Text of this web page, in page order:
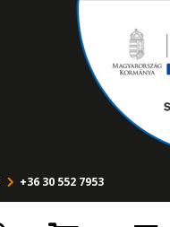
+36 30 552 7953